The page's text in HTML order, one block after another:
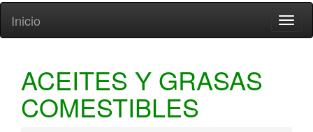
Inicio
ACEITES Y GRASAS
COMESTIBLES